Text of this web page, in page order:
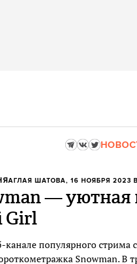
АГЛАЯ ШАТОВА, 16 НОЯБРЯ 2023
— уютная
Girl
популярного
Snowman. В